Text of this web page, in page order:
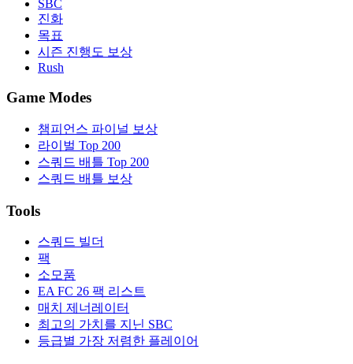
SBC
진화
목표
시즌 진행도 보상
Rush
Game Modes
챔피언스 파이널 보상
라이벌 Top 200
스쿼드 배틀 Top 200
스쿼드 배틀 보상
Tools
스쿼드 빌더
팩
소모품
EA FC 26 팩 리스트
매치 제너레이터
최고의 가치를 지닌 SBC
등급별 가장 저렴한 플레이어